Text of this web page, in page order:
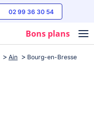
02 99 36 30 54
Bons plans
Ain Bourg-en-Bresse